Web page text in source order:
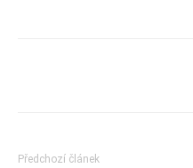
Předchozí článek